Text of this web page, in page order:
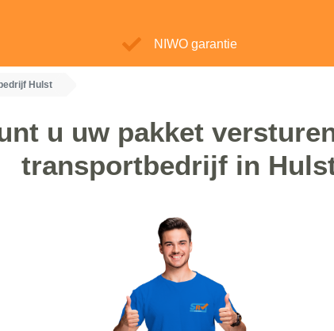
NIWO garantie
Hulst
u uw pakket
transportbedrijf in